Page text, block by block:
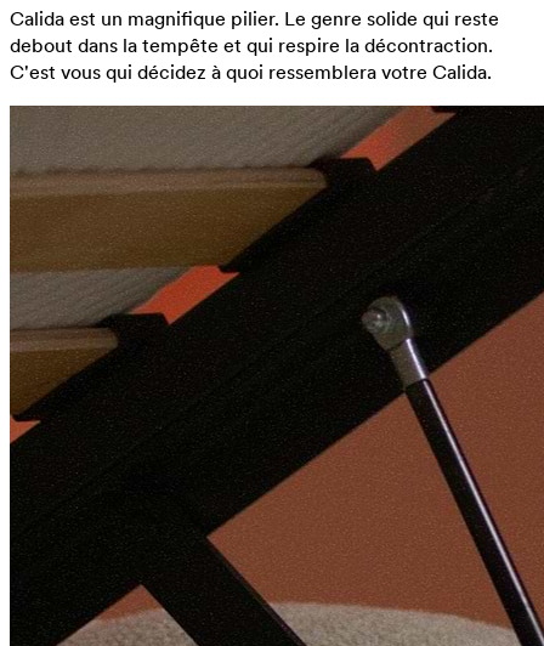
Calida est un magnifique pilier. Le genre solide qui reste
debout dans la tempête et qui respire la décontraction.
C'est vous qui décidez à quoi ressemblera votre Calida.